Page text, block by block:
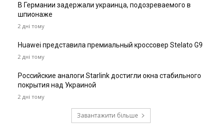
В Германии задержали украинца, подозреваемого в
шпионаже
2 дні тому
Huawei представила премиальный кроссовер Stelato G9
2 дні тому
Российские аналоги Starlink достигли окна стабильного
покрытия над Украиной
2 дні тому
Завантажити більше